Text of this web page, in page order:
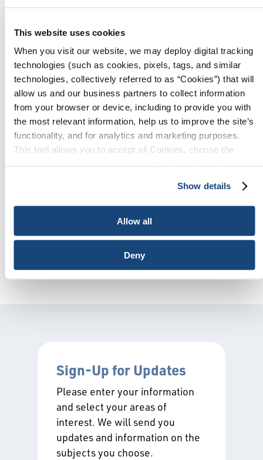
This website uses cookies
When you visit our website, we may deploy digital tracking
technologies (such as cookies, pixels, tags, and similar
technologies, collectively referred to as “Cookies”) that will
allow us and our business partners to collect information
from your browser or device, including to provide you with
the most relevant information, help us to improve the site’s
functionality, and for analytics and marketing purposes.
This tool allows you to accept all Cookies, choose the
Show details
Allow all
Deny
Mercadotecnia
Transporte
Refinación
Grupo de Seguridad y Protección Contra el Fuego
Temas de salud y medio ambiente
Alcance de la comunicación y la educación
Publicaciones traducidas
Publicaciones históricas
Sign-Up for Updates
Please enter your information
and select your areas of
interest. We will send you
updates and information on the
subjects you choose.